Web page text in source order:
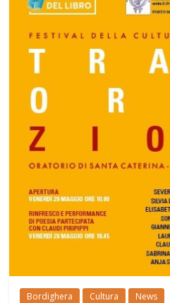
Bordighera Cultura News